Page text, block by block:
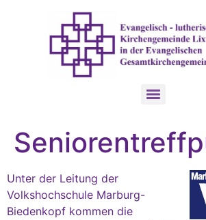
Unter der Leitung der
Volkshochschule Marburg-
Biedenkopf kommen die